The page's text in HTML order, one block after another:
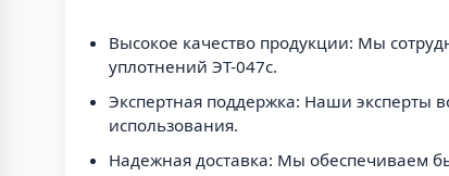
Высокое качество продукции: Мы
уплотнений ЭТ-047с.
Экспертная поддержка: Наши эксперты
использования.
Надежная доставка: Мы обеспечиваем